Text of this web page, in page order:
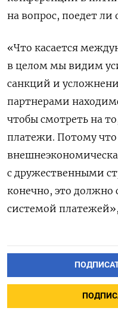
на вопрос, поедет
«Что касается
в целом мы видим
санкций и
партнерами
чтобы смотреть на
платежи. Потому что
с дружественными
конечно, это должно
системой